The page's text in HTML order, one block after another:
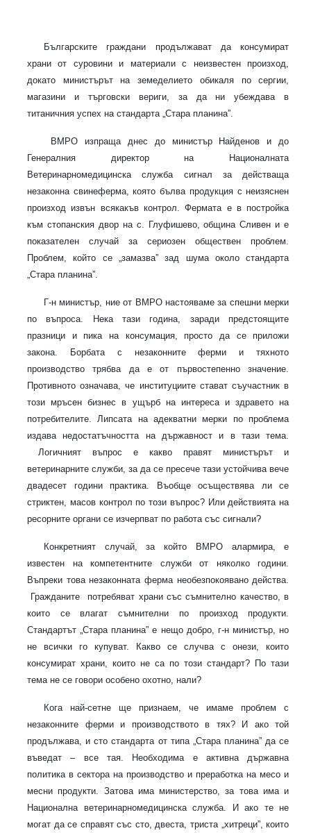
Българските граждани продължават да консумират
храни от суровини и материали с неизвестен произход,
докато министърът на земеделието обикаля по сергии,
магазини и търговски вериги, за да ни убеждава в
титаничния успех на стандарта „Стара планина”.
ВМРО изпраща днес до министър Найденов и до
Генералния директор на Националната
Ветеринарномедицинска служба сигнал за действаща
незаконна свинеферма, която бълва продукция с неизяснен
произход извън всякакъв контрол. Фермата е в постройка
към стопанския двор на с. Глуфишево, община Сливен и е
показателен случай за сериозен обществен проблем.
Проблем, който се „замазва” зад шума около стандарта
„Стара планина”.
Г-н министър, ние от ВМРО настояваме за спешни мерки
по въпроса. Нека тази година, заради предстоящите
празници и пика на консумация, просто да се приложи
закона. Борбата с незаконните ферми и тяхното
производство трябва да е от първостепенно значение.
Противното означава, че институциите стават съучастник в
този мръсен бизнес в ущърб на интереса и здравето на
потребителите. Липсата на адекватни мерки по проблема
издава недостатъчността на държавност и в тази тема.
Логичният въпрос е какво правят министърът и
ветеринарните служби, за да се пресече тази устойчива вече
двадесет години практика. Въобще осъществява ли се
стриктен, масов контрол по този въпрос? Или действията на
ресорните органи се изчерпват по работа със сигнали?
Конкретният случай, за който ВМРО алармира, е
известен на компетентните служби от няколко години.
Въпреки това незаконната ферма необезпокоявано действа.
Гражданите потребяват храни със съмнително качество, в
които се влагат съмнителни по произход продукти.
Стандартът „Стара планина” е нещо добро, г-н министър, но
не всички го купуват. Какво се случва с онези, които
консумират храни, които не са по този стандарт? По тази
тема не се говори особено охотно, нали?
Кога най-сетне ще признаем, че имаме проблем с
незаконните ферми и производството в тях? И ако той
продължава, и сто стандарта от типа „Стара планина” да се
въведат – все тая. Необходима е активна държавна
политика в сектора на производство и преработка на месо и
месни продукти. Затова има министерство, за това има и
Национална ветеринарномедицинска служба. И ако те не
могат да се справят със сто, двеста, триста „хитреци”, които